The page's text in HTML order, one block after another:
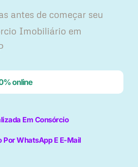
antes de começar seu
Imobiliário em
online
Em Consórcio
Por WhatsApp E E-Mail